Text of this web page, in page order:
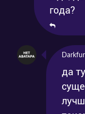
года?
да